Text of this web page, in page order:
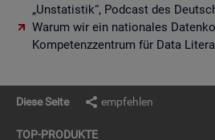
„Unstatistik“, Podcast des
Warum wir ein nationales
Kompetenzzentrum für Data
Diese Seite empfehlen
TOP-PRO­DUK­TE